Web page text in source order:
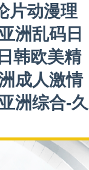
片动漫理
洲乱码日
韩欧美精
成人激情
洲综合-久